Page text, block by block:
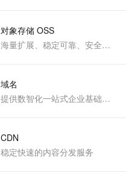
对象存储 OSS
海量扩展、稳定可靠、安全、低成本、智能
域名
提供数智化一站式企业基础服务
CDN
稳定快速的内容分发服务